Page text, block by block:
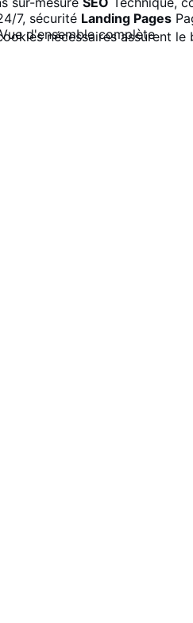
nécessaires assurent
7, sécurité Landing Pages
Vue d'ensemble complète